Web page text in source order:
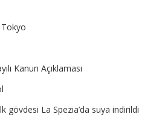
Tokyo
Kanun Açıklaması
gövdesi La Spezia’da suya indirildi